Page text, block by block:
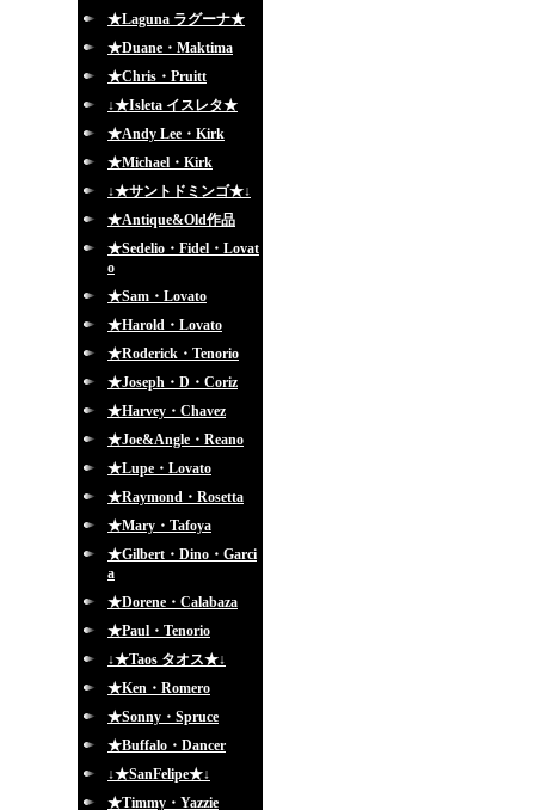
★Laguna ラグーナ★
★Duane・Maktima
★Chris・Pruitt
↓★Isleta イスレタ★
★Andy Lee・Kirk
★Michael・Kirk
↓★サントドミンゴ★↓
★Antique&Old作品
★Sedelio・Fidel・Lovat
o
★Sam・Lovato
★Harold・Lovato
★Roderick・Tenorio
★Joseph・D・Coriz
★Harvey・Chavez
★Joe&Angle・Reano
★Lupe・Lovato
★Raymond・Rosetta
★Mary・Tafoya
★Gilbert・Dino・Garci
a
★Dorene・Calabaza
★Paul・Tenorio
↓★Taos タオス★↓
★Ken・Romero
★Sonny・Spruce
★Buffalo・Dancer
↓★SanFelipe★↓
★Timmy・Yazzie